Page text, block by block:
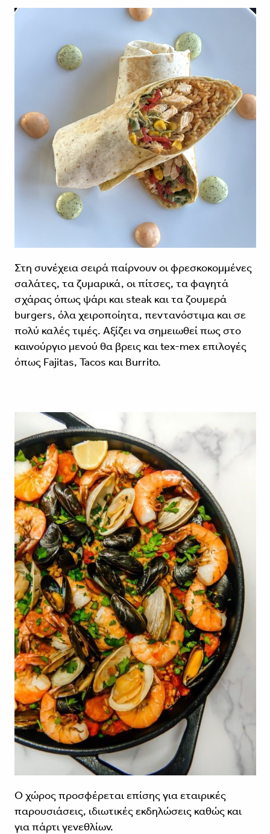
Στη συνέχεια σειρά παίρνουν οι φρεσκοκομμένες
σαλάτες, τα ζυμαρικά, οι πίτσες, τα φαγητά
σχάρας όπως ψάρι και steak και τα ζουμερά
burgers, όλα χειροποίητα, πεντανόστιμα και σε
πολύ καλές τιμές. Αξίζει να σημειωθεί πως στο
καινούργιο μενού θα βρεις και tex-mex επιλογές
όπως Fajitas, Tacos και Burrito.
Ο χώρος προσφέρεται επίσης για εταιρικές
παρουσιάσεις, ιδιωτικές εκδηλώσεις καθώς και
για πάρτι γενεθλίων.